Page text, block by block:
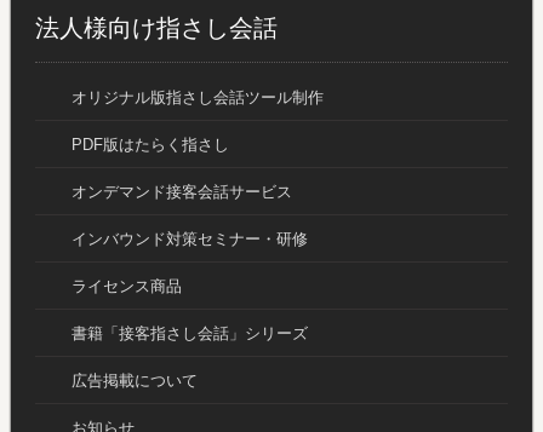
法人様向け指さし会話
オリジナル版指さし会話ツール制作
PDF版はたらく指さし
オンデマンド接客会話サービス
インバウンド対策セミナー・研修
ライセンス商品
書籍「接客指さし会話」シリーズ
広告掲載について
お知らせ